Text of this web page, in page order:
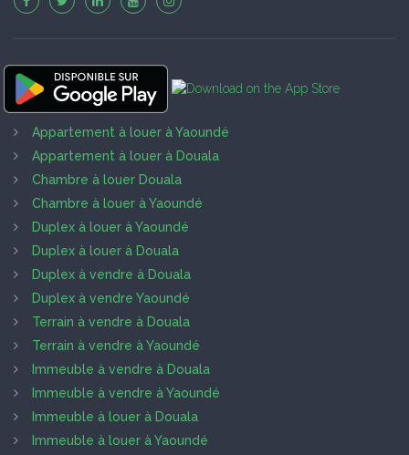
Appartement à louer à Yaoundé
Appartement à louer à Douala
Chambre à louer Douala
Chambre à louer à Yaoundé
Duplex à louer à Yaoundé
Duplex à louer à Douala
Duplex à vendre à Douala
Duplex à vendre Yaoundé
Terrain à vendre à Douala
Terrain à vendre à Yaoundé
Immeuble à vendre à Douala
Immeuble à vendre à Yaoundé
Immeuble à louer à Douala
Immeuble à louer à Yaoundé